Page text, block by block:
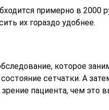
примерно в 2000
их гораздо удобнее.
которое
сетчатки. А
пациента, чем это